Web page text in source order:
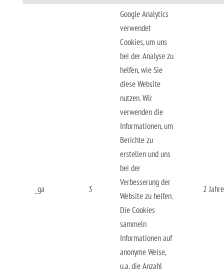
_ga 3
Google Analytics
verwendet
Cookies, um uns
bei der Analyse zu
helfen, wie Sie
diese Website
nutzen. Wir
verwenden die
Informationen, um
Berichte zu
erstellen und uns
bei der
Verbesserung der
Website zu helfen.
Die Cookies
sammeln
Informationen auf
anonyme Weise,
u.a. die Anzahl
2 Jahre